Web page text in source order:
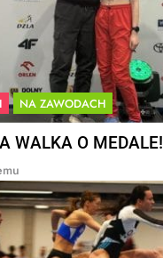
NA ZAWODACH
WALKA O MEDALE!